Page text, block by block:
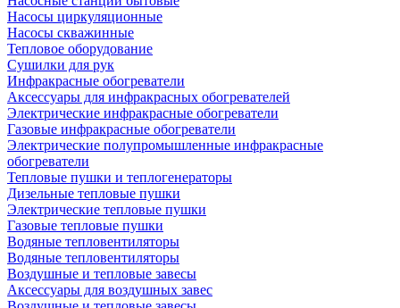
Насосы циркуляционные
Насосы скважинные
Тепловое оборудование
Сушилки для рук
Инфракрасные обогреватели
Аксессуары для инфракрасных обогревателей
Электрические инфракрасные обогреватели
Газовые инфракрасные обогреватели
Электрические полупромышленные инфракрасные
обогреватели
Тепловые пушки и теплогенераторы
Дизельные тепловые пушки
Электрические тепловые пушки
Газовые тепловые пушки
Водяные тепловентиляторы
Водяные тепловентиляторы
Воздушные и тепловые завесы
Аксессуары для воздушных завес